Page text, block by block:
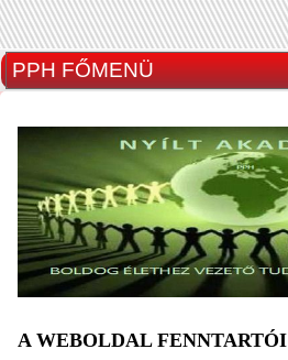
A WEBOLDAL FENNTARTÓI